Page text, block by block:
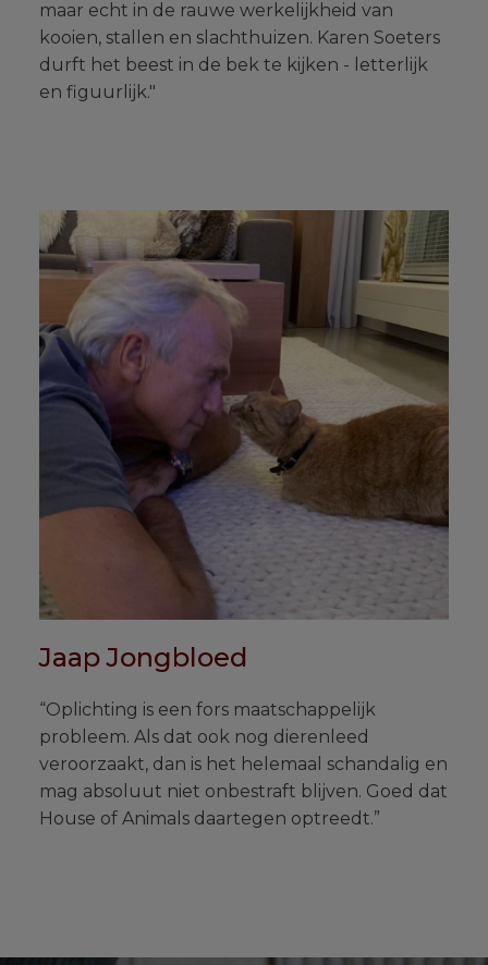
maar echt in de rauwe werkelijkheid van
kooien, stallen en slachthuizen. Karen Soeters
durft het beest in de bek te kijken - letterlijk
en figuurlijk."
Jaap Jongbloed
“Oplichting is een fors maatschappelijk
probleem. Als dat ook nog dierenleed
veroorzaakt, dan is het helemaal schandalig en
mag absoluut niet onbestraft blijven. Goed dat
House of Animals daartegen optreedt.”